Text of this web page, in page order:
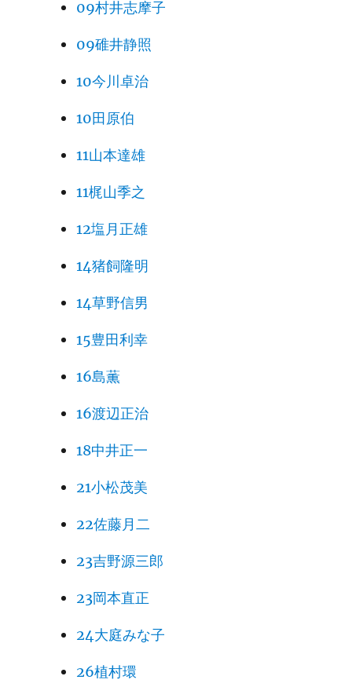
09村井志摩子
09碓井静照
10今川卓治
10田原伯
11山本達雄
11梶山季之
12塩月正雄
14猪飼隆明
14草野信男
15豊田利幸
16島薫
16渡辺正治
18中井正一
21小松茂美
22佐藤月二
23吉野源三郎
23岡本直正
24大庭みな子
26植村環